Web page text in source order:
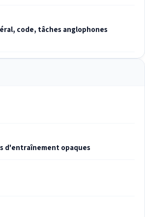
code, tâches anglophones
d'entraînement opaques